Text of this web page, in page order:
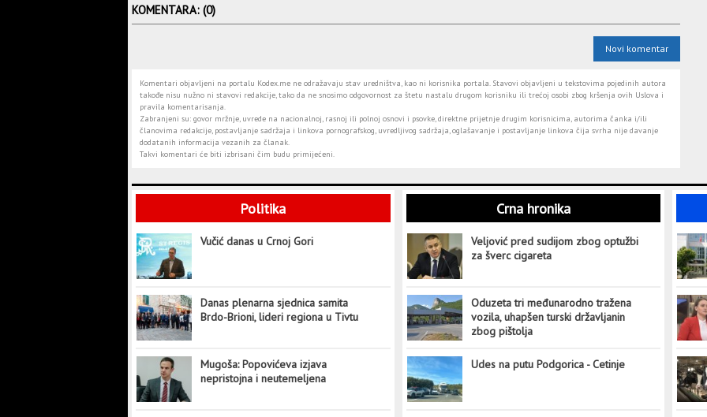
KOMENTARA: (0)
Novi komentar
Komentari objavljeni na portalu Kodex.me ne odražavaju stav uredništva, kao ni korisnika portala. Stavovi objavljeni u tekstovima pojedinih autora
takođe nisu nužno ni stavovi redakcije, tako da ne snosimo odgovornost za štetu nastalu drugom korisniku ili trećoj osobi zbog kršenja ovih Uslova i
pravila komentarisanja.
Zabranjeni su: govor mržnje, uvrede na nacionalnoj, rasnoj ili polnoj osnovi i psovke, direktne prijetnje drugim korisnicima, autorima čanka i/ili
članovima redakcije, postavljanje sadržaja i linkova pornografskog, uvredljivog sadržaja, oglašavanje i postavljanje linkova čija svrha nije davanje
dodatanih informacija vezanih za članak.
Takvi komentari će biti izbrisani čim budu primijećeni.
Politika
Vučić danas u Crnoj Gori
Danas plenarna sjednica samita
Brdo-Brioni, lideri regiona u Tivtu
Mugoša: Popovićeva izjava
nepristojna i neutemeljena
Crna hronika
Veljović pred sudijom zbog optužbi
za šverc cigareta
Oduzeta tri međunarodno tražena
vozila, uhapšen turski državljanin
zbog pištolja
Udes na putu Podgorica - Cetinje